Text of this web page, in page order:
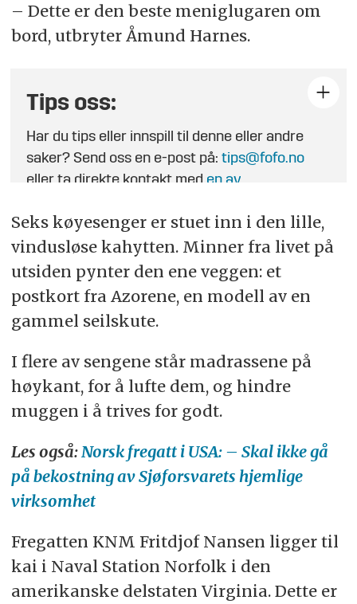
– Dette er den beste meniglugaren om
bord, utbryter Åmund Harnes.
Tips oss:
Har du tips eller innspill til denne eller andre
saker? Send oss en e-post på:tips@fofo.no
eller ta direkte kontakt med en av
Seks køyesenger er stuet inn i den lille,
vindusløse kahytten. Minner fra livet på
utsiden pynter den ene veggen: et
postkort fra Azorene, en modell av en
gammel seilskute.
I flere av sengene står madrassene på
høykant, for å lufte dem, og hindre
muggen i å trives for godt.
Les også: Norsk fregatt i USA: – Skal ikke gå
på bekostning av Sjøforsvarets hjemlige
virksomhet
Fregatten KNM Fritdjof Nansen ligger til
kai i Naval Station Norfolk i den
amerikanske delstaten Virginia. Dette er